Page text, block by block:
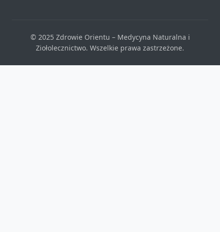
© 2025 Zdrowie Orientu – Medycyna Naturalna i
Ziołolecznictwo. Wszelkie prawa zastrzeżone.